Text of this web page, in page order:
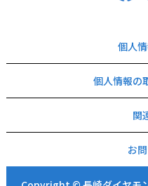
個人
個人情報の
関
お